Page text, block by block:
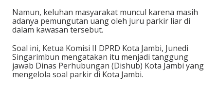
Namun, keluhan masyarakat muncul karena masih
adanya pemungutan uang oleh juru parkir liar di
dalam kawasan tersebut.
Soal ini, Ketua Komisi II DPRD Kota Jambi, Junedi
Singarimbun mengatakan itu menjadi tanggung
jawab Dinas Perhubungan (Dishub) Kota Jambi yang
mengelola soal parkir di Kota Jambi.